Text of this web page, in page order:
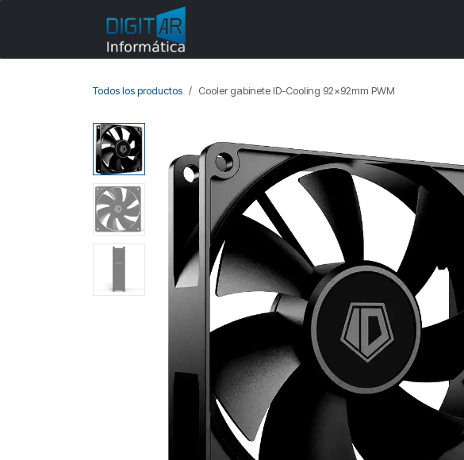
Todos los productos Cooler gabinete ID-Cooling 92x92mm PWM